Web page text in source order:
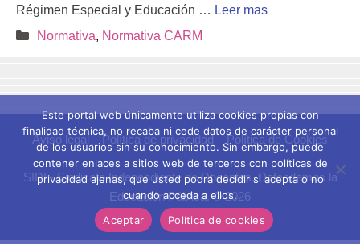
Régimen Especial y Educación … Leer mas
Categorías
Normativa, Normativa CARM
Aviso legal–Política de privacidad–Política de Cookies
SIDI - Sindicato Independiente de Docentes. Defendemos la
Educación Pública. © 2026
Este portal web únicamente utiliza cookies propias con
finalidad técnica, no recaba ni cede datos de carácter personal
de los usuarios sin su conocimiento. Sin embargo, puede
contener enlaces a sitios web de terceros con políticas de
privacidad ajenas, que usted podrá decidir si acepta o no
cuando acceda a ellos.
Aceptar
Política de cookies